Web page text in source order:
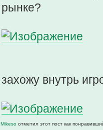
рынке?
захожу внутрь
Mikeso отметил этот пост как